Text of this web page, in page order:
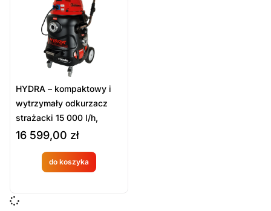
Kategorie Produktów
Odkurzacze strażackie
Sprzęt ratowniczy
Wyposażenie techniczne i sprzęt strażacki
HYDRA – kompaktowy i
wytrzymały odkurzacz
strażacki 15 000 l/h,
zbiornik 70 l
16 599,00 zł
do koszyka
Produkt
dostępny